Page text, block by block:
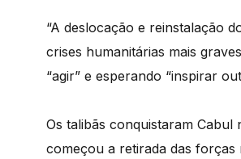
“A deslocação e reinstalação
crises humanitárias mais
“agir” e esperando “inspirar
Os talibãs conquistaram Cabul
começou a retirada das forças